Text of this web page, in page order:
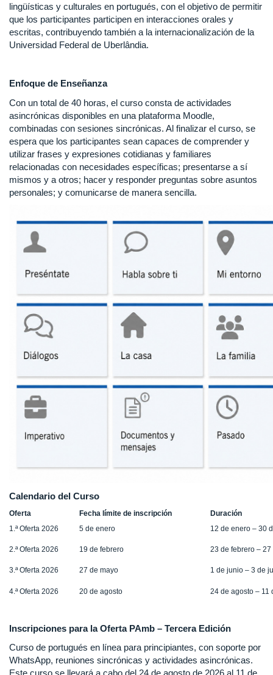
lingüísticas y culturales en portugués, con el objetivo de permitir
que los participantes participen en interacciones orales y
escritas, contribuyendo también a la internacionalización de la
Universidad Federal de Uberlândia.
Enfoque de Enseñanza
Con un total de 40 horas, el curso consta de actividades
asincrónicas disponibles en una plataforma Moodle,
combinadas con sesiones sincrónicas. Al finalizar el curso, se
espera que los participantes sean capaces de comprender y
utilizar frases y expresiones cotidianas y familiares
relacionadas con necesidades específicas; presentarse a sí
mismos y a otros; hacer y responder preguntas sobre asuntos
personales; y comunicarse de manera sencilla.
Calendario del Curso
Oferta Fecha límite de inscripción
Duración
1.ª Oferta 2026
5 de enero 12 de enero – 30
2.ª Oferta 2026 19 de febrero 23 de febrero – 27
3.ª Oferta 2026 27 de mayo 1 de junio – 3 de
4.ª Oferta 2026 20 de agosto 24 de agosto – 11
Inscripciones para la Oferta PAmb – Tercera Edición
Curso de portugués en línea para principiantes, con soporte por
WhatsApp, reuniones sincrónicas y actividades asincrónicas.